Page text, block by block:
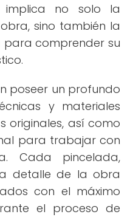
implica no solo la
sino también la
para comprender su
poseer un profundo
y materiales
originales, así como
para trabajar con
Cada pincelada,
detalle de la obra
con el máximo
el proceso de